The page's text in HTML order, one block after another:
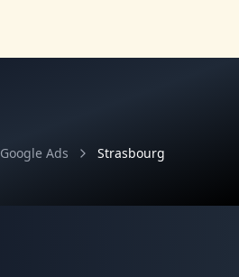
Google Ads Strasbourg